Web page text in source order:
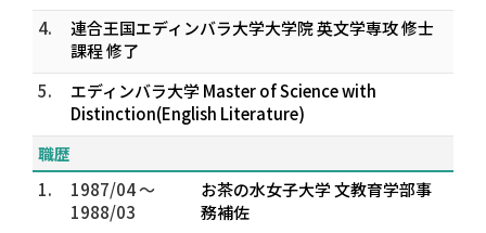
4.
連合王国エディンバラ大学大学院 英文学専攻 修士
課程 修了
5.
エディンバラ大学 Master of Science with
Distinction(English Literature)
職歴
1.
1987/04 ～
1988/03
お茶の水女子大学 文教育学部事
務補佐